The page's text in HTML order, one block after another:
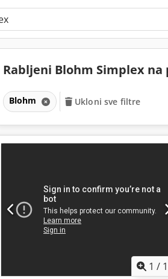
Rabljeni Blohm Simplex na
Blohm Ukloni sve filtre
1 /